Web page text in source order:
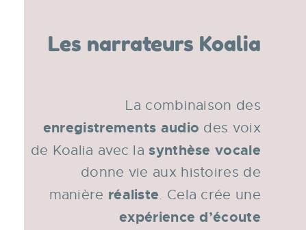
Les narrateurs Koalia
La combinaison des
enregistrements audio des voix
de Koalia avec lasynthèse vocale
donne vie aux histoires de
manière réaliste. Cela crée une
expérience d’écoute